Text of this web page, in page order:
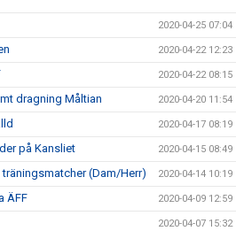
2020-04-25 07:04
2020-04-22 12:23
2020-04-22 08:15
dragning Måltian 2020-04-20 11:54
2020-04-17 08:19
på Kansliet 2020-04-15 08:49
(Dam/Herr) 2020-04-14 10:19
ÄFF 2020-04-09 12:59
2020-04-07 15:32